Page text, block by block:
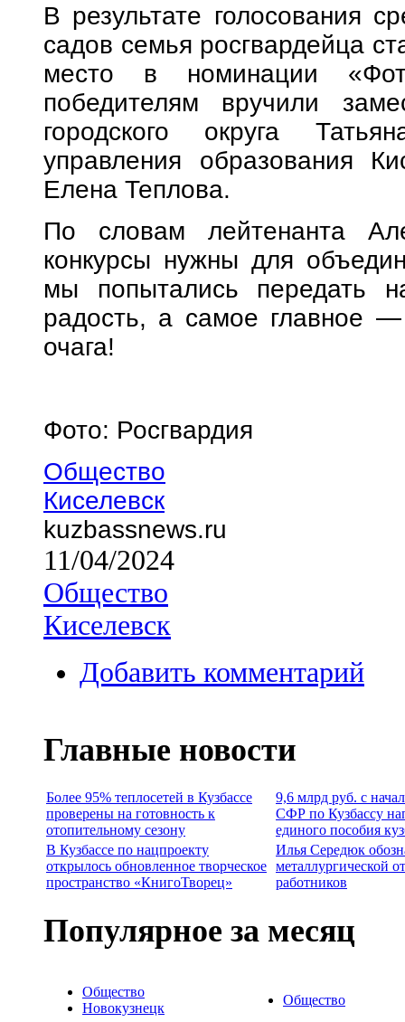
В результате голосования
садов семья росгвардейца
место в номинации
победителям вручили
городского округа
управления образования
Елена Теплова.
По словам лейтенанта
конкурсы нужны для
мы попытались передать
радость, а самое главное
очага!
Фото: Росгвардия
Общество
Киселевск
kuzbassnews.ru
11/04/2024
Общество
Киселевск
Добавить комментарий
Главные новости
Более 95% теплосетей в Кузбассе
проверены на готовность к
отопительному сезону
9,6 млрд руб. с
СФР по Кузбассу
единого пособия
В Кузбассе по нацпроекту
открылось обновленное творческое
пространство «КнигоТворец»
Илья Середюк
металлургической
работников
Популярное за месяц
Общество
Новокузнецк
Общество